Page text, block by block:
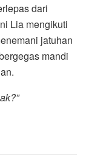
dari
Lia mengikuti
jatuhan
mandi